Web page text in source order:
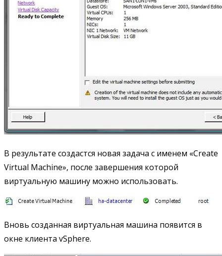
В результате создастся новая задача с именем «Create
Virtual Machine», после завершения которой
виртуальную машину можно использовать.
Вновь созданная виртуальная машина появится в
окне клиента vSphere.